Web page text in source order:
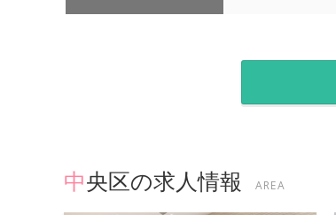
中央区の求人情報 AREA